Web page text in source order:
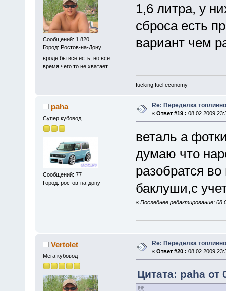
Сообщений: 1 820
Город: Ростов-на-Дону
вроде бы все есть, но все
время чего то не хватает
1,6 литра, у
сброса есть
вариант чем
fucking fuel economy
paha
Супер кубовод
Сообщений: 77
Город: ростов-на-дону
Re: Переделка
« Ответ #19 : 08.02.2009
веталь а
думаю что
разобратся
баклуши,с
« Последнее редактирование:
Vertolet
Мега кубовод
Re: Переделка
« Ответ #20 : 08.02.2009
Цитата: paha от